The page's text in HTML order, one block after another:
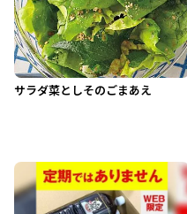
サラダ菜としそのごまあえ